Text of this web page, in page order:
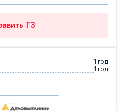
ТЗ
1 год
1 год